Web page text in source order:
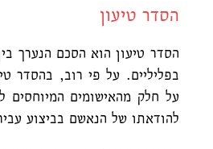
הסדר טיעון
הסדר טיעון הוא הסכם הנערך
בפליליים. על פי רוב, בהסדר
על חלק מהאישומים המיוחסים
להודאתו של הנאשם בביצוע